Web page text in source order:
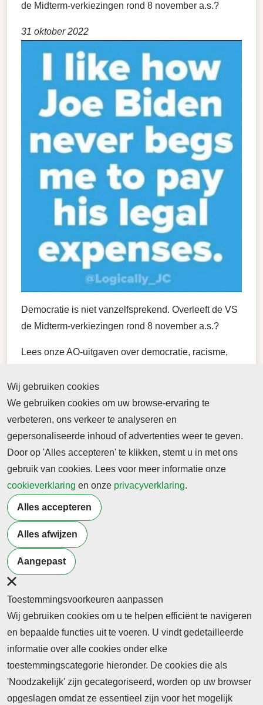
de Midterm-verkiezingen rond 8 november a.s.?
31 oktober 2022
Democratie is niet vanzelfsprekend. Overleeft de VS
de Midterm-verkiezingen rond 8 november a.s.?
Lees onze AO-uitgaven over democratie, racisme,
Actuele Onderwerpen | Bekijk & bestel hier AO
exemplaren (profielactueel.nl)
Terug naar nieuwsoverzicht
Meer artikelen van
Samenleving
Wij gebruiken cookies
We gebruiken cookies om uw browse-ervaring te
verbeteren, ons verkeer te analyseren en
gepersonaliseerde inhoud of advertenties weer te geven.
Door op 'Alles accepteren' te klikken, stemt u in met ons
gebruik van cookies. Lees voor meer informatie onze
cookieverklaring en onze privacyverklaring.
Alles accepteren
Alles afwijzen
Aangepast
Toestemmingsvoorkeuren aanpassen
Wij gebruiken cookies om u te helpen efficiënt te navigeren
en bepaalde functies uit te voeren. U vindt gedetailleerde
informatie over alle cookies onder elke
toestemmingscategorie hieronder. De cookies die als
'Noodzakelijk' zijn gecategoriseerd, worden op uw browser
opgeslagen omdat ze essentieel zijn voor het mogelijk